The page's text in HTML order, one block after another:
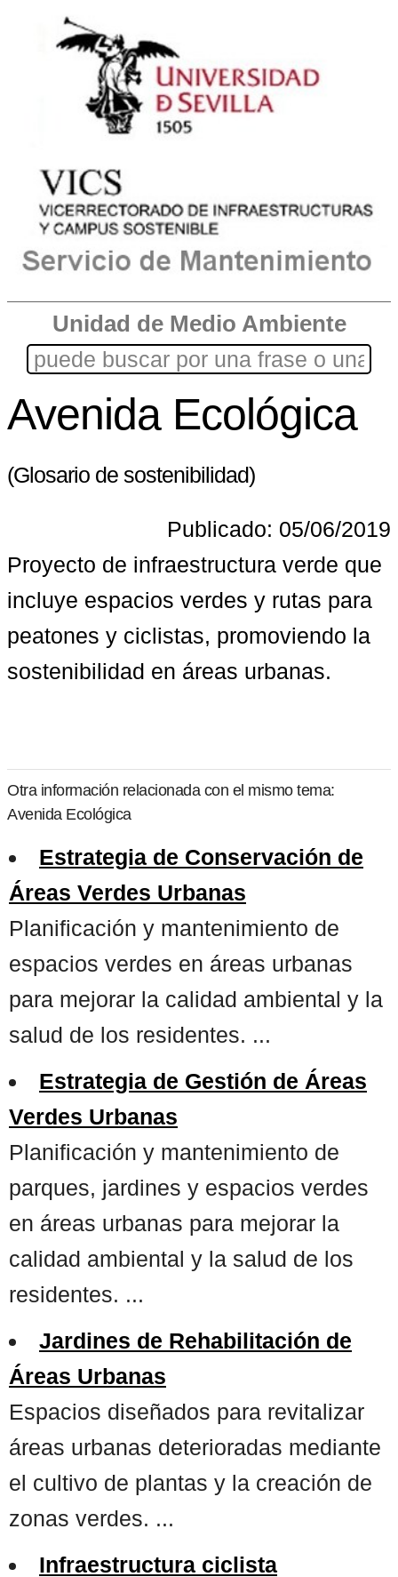
Unidad de Medio Ambiente
Avenida Ecológica
(Glosario de sostenibilidad)
Publicado: 05/06/2019
Proyecto de infraestructura verde que
incluye espacios verdes y rutas para
peatones y ciclistas, promoviendo la
sostenibilidad en áreas urbanas.
Otra información relacionada con el mismo tema:
Avenida Ecológica
Estrategia de Conservación de
Áreas Verdes Urbanas
Planificación y mantenimiento de
espacios verdes en áreas urbanas
para mejorar la calidad ambiental y la
salud de los residentes. ...
Estrategia de Gestión de Áreas
Verdes Urbanas
Planificación y mantenimiento de
parques, jardines y espacios verdes
en áreas urbanas para mejorar la
calidad ambiental y la salud de los
residentes. ...
Jardines de Rehabilitación de
Áreas Urbanas
Espacios diseñados para revitalizar
áreas urbanas deterioradas mediante
el cultivo de plantas y la creación de
zonas verdes. ...
Infraestructura ciclista